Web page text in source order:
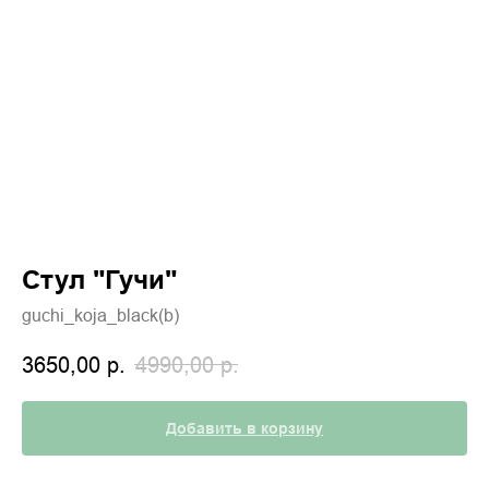
Стул "Гучи"
guchi_koja_black(b)
3650,00 р. 4990,00 р.
Добавить в корзину